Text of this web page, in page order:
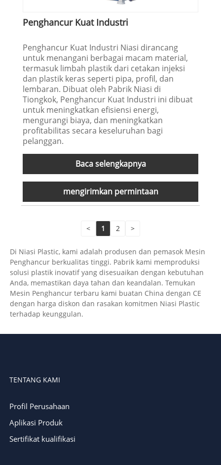
Penghancur Kuat Industri
Penghancur Kuat Industri Niasi dirancang
untuk menangani berbagai macam material,
termasuk limbah plastik dari cetakan injeksi
dan plastik keras seperti pipa, profil, dan
lembaran. Dibuat oleh Pabrik Niasi di
Tiongkok, Penghancur Kuat Industri ini dibuat
untuk meningkatkan efisiensi energi,
mengurangi biaya, dan meningkatkan
profitabilitas secara keseluruhan bagi
pelanggan.
Baca selengkapnya
mengirimkan permintaan
< 1 2 >
Di Niasi Plastic, kami adalah produsen dan pemasok Mesin
Penghancur berkualitas tinggi. Pabrik kami memproduksi
solusi plastik inovatif yang disesuaikan dengan kebutuhan
Anda, memastikan daya tahan dan keandalan. Temukan
Mesin Penghancur terbaru kami buatan China dengan CE
dengan harga diskon dan rasakan komitmen Niasi Plastic
terhadap keunggulan.
TENTANG KAMI
Profil Perusahaan
Aplikasi Produk
Sertifikat kualifikasi